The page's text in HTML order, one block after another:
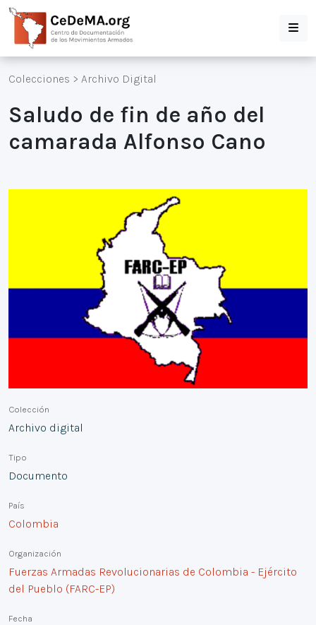
Colecciones > Archivo Digital
Saludo de fin de año del
camarada Alfonso Cano
Colección
Archivo digital
Tipo
Documento
País
Colombia
Organización
Fuerzas Armadas Revolucionarias de Colombia - Ejército
del Pueblo (FARC-EP)
Fecha